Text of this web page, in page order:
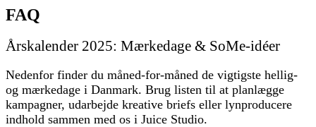
FAQ
Årskalender 2025: Mærkedage & SoMe-idéer
Nedenfor finder du måned-for-måned de vigtigste hellig-
og mærkedage i Danmark. Brug listen til at planlægge
kampagner, udarbejde kreative briefs eller lynproducere
indhold sammen med os i Juice Studio.